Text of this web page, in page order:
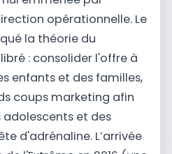
opérationnelle. Le
la théorie du
: consolider l'offre à
enfants et des familles,
coups marketing afin
et des
d'adrénaline. L’arrivée